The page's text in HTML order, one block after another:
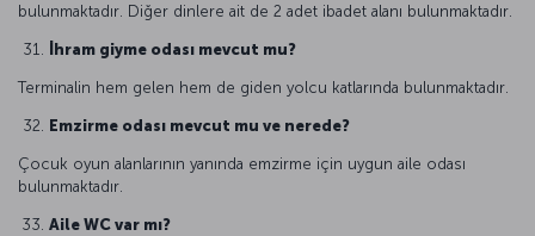
bulunmaktadır. Diğer dinlere ait de 2 adet ibadet alanı bulunmaktadır.
İhram giyme odası mevcut mu?
Terminalin hem gelen hem de giden yolcu katlarında bulunmaktadır.
Emzirme odası mevcut mu ve nerede?
Çocuk oyun alanlarının yanında emzirme için uygun aile odası
bulunmaktadır.
Aile WC var mı?